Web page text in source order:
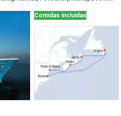
Comidas incluidas